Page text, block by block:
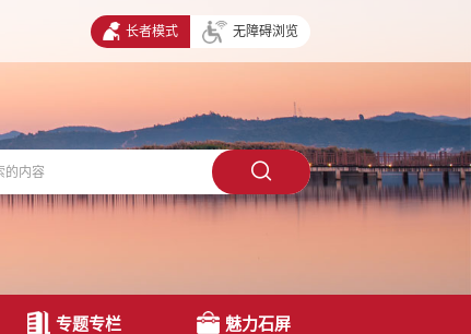
长者模式 无障碍浏览
专题专栏 魅力石屏